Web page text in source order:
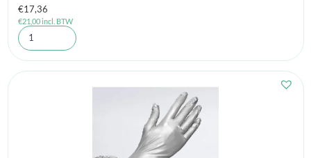
€17,36
€21,00incl. BTW